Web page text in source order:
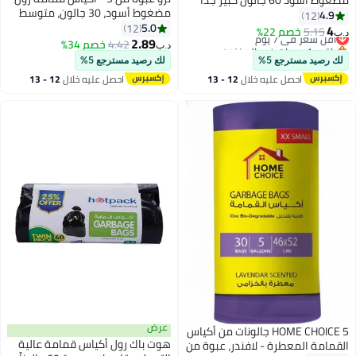
- 15 كيس × 3
4.9
12
د.ب‏4
5.15خصم 22%
أقل سعر في 7 يوم
باقي 1 وحدات في المخزون
أقل سعر في 7 يوم
لك رصيد مسترجع 5%
احصل عليه خلال 12 - 13
مضغوط أسود، 30 جالون، متوسط
(سلة المطبخ)، 60x90 سم - 20
كيس × 3
5.0
12
د.ب‏2.89
4.42خصم 34%
لك رصيد مسترجع 5%
احصل عليه خلال 12 - 13
HOME CHOICE 5 جالونات من أكياس
القمامة المعطرة - لافندر، عبوة من
عرض
هوت باك رول أكياس قمامة عالية